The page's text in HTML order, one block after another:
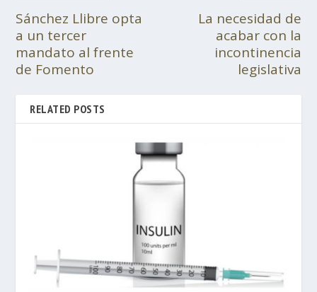
Sánchez Llibre opta
a un tercer
mandato al frente
de Fomento
La necesidad de
acabar con la
incontinencia
legislativa
RELATED POSTS